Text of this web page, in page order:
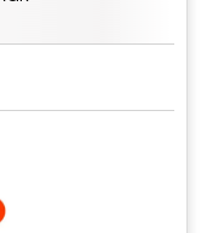
une attribution sous CC